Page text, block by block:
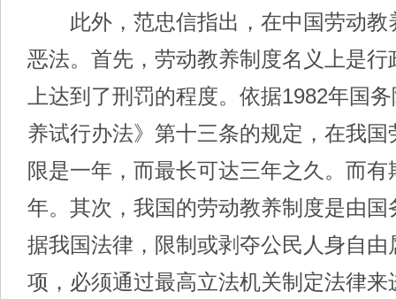
此外，范忠信指出，在中国劳动教
恶法。首先，劳动教养制度名义上是行
上达到了刑罚的程度。依据1982年国
养试行办法》第十三条的规定，在我
限是一年，而最长可达三年之久。而
年。其次，我国的劳动教养制度是由国
据我国法律，限制或剥夺公民人身自由
项，必须通过最高立法机关制定法律来